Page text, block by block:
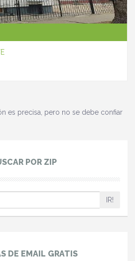
es precisa, pero no se debe confiar
POR ZIP
IR!
DE EMAIL GRATIS